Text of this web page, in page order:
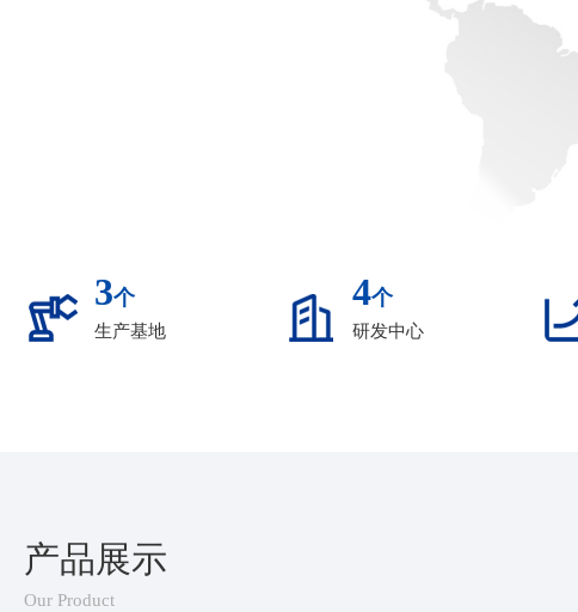
3个
生产基地
4个
研发中心
产品展示
Our Product